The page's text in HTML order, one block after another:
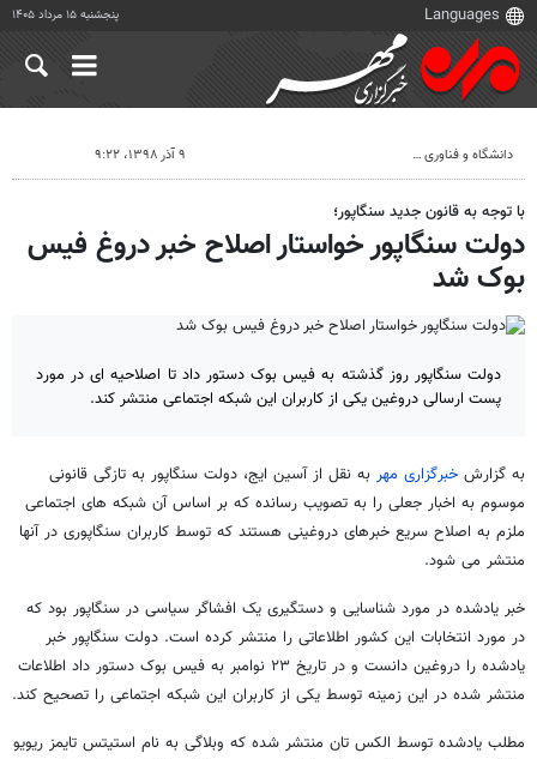
پنجشنبه ۱۵ مرداد ۱۴۰۵
دانشگاه و فناوری ۹ آذر ۱۳۹۸، ۹:۲۲
با توجه به قانون جدید سنگاپور؛
دولت سنگاپور خواستار اصلاح خبر دروغ فیس
بوک شد
دولت سنگاپور روز گذشته به فیس بوک دستور داد تا اصلاحیه ای در مورد
پست ارسالی دروغین یکی از کاربران این شبکه اجتماعی منتشر کند.
به گزارش خبرگزاری مهر به نقل از آسین ایج، دولت سنگاپور به تازگی قانونی
موسوم به اخبار جعلی را به تصویب رسانده که بر اساس آن شبکه های اجتماعی
ملزم به اصلاح سریع خبرهای دروغینی هستند که توسط کاربران سنگاپوری در آنها
منتشر می شود.
خبر یادشده در مورد شناسایی و دستگیری یک افشاگر سیاسی در سنگاپور بود که
در مورد انتخابات این کشور اطلاعاتی را منتشر کرده است. دولت سنگاپور خبر
یادشده را دروغین دانست و در تاریخ ۲۳ نوامبر به فیس بوک دستور داد اطلاعات
منتشر شده در این زمینه توسط یکی از کاربران این شبکه اجتماعی را تصحیح کند.
مطلب یادشده توسط الکس تان منتشر شده که وبلاگی به نام استیتس تایمز ریویو